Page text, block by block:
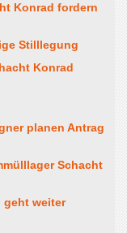
Konrad fordern
Stilllegung
Konrad
planen Antrag
Schacht
geht weiter